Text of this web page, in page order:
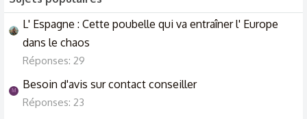
L' Espagne : Cette poubelle qui va entraîner l' Europe
dans le chaos
Réponses: 29
M Besoin d'avis sur contact conseiller
Réponses: 23